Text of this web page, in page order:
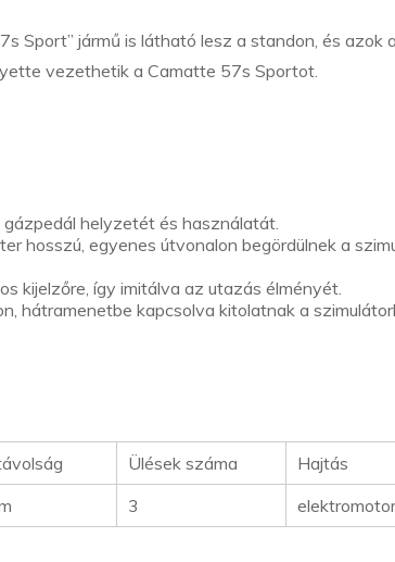
Sport” jármű is látható lesz a standon, és azok
vezethetik a Camatte 57s Sportot.
helyzetét és használatát.
hosszú, egyenes útvonalon begördülnek a
kijelzőre, így imitálva az utazás élményét.
hátramenetbe kapcsolva kitolatnak a
Ülések száma
Hajtás
3 elektromotor